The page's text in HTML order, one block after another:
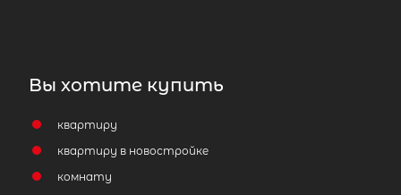
Вы хотите купить
квартиру
квартиру в новостройке
комнату